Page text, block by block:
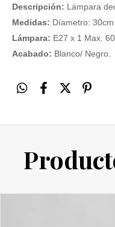
Descripción: Lámpara
Medidas: Díametro: 30cm
Lámpara: E27 x 1 Max.
Acabado: Blanco/ Negro.